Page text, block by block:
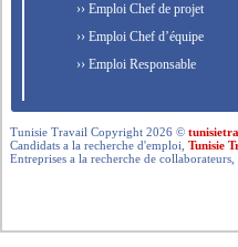
›› Emploi Chef de projet
›› Emploi Chef d’équipe
›› Emploi Responsable
Tunisie Travail Copyright 2026 ©
Candidats a la recherche d'emploi,Tunisie
Entreprises a la recherche de